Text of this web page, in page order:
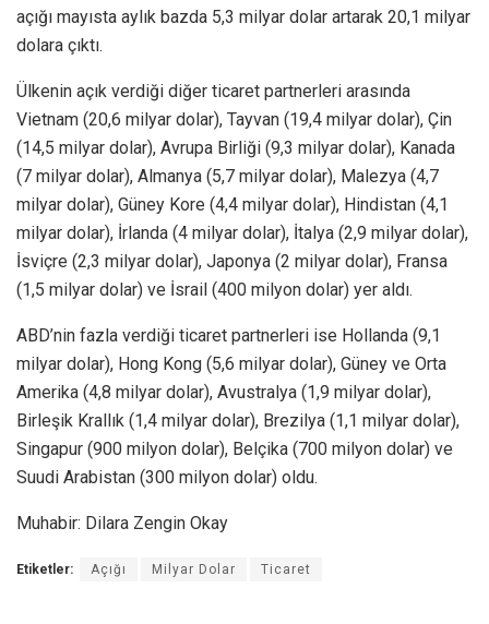
açığı mayısta aylık bazda 5,3 milyar dolar artarak 20,1 milyar
dolara çıktı.
Ülkenin açık verdiği diğer ticaret partnerleri arasında
Vietnam (20,6 milyar dolar), Tayvan (19,4 milyar dolar), Çin
(14,5 milyar dolar), Avrupa Birliği (9,3 milyar dolar), Kanada
(7 milyar dolar), Almanya (5,7 milyar dolar), Malezya (4,7
milyar dolar), Güney Kore (4,4 milyar dolar), Hindistan (4,1
milyar dolar), İrlanda (4 milyar dolar), İtalya (2,9 milyar dolar),
İsviçre (2,3 milyar dolar), Japonya (2 milyar dolar), Fransa
(1,5 milyar dolar) ve İsrail (400 milyon dolar) yer aldı.
ABD’nin fazla verdiği ticaret partnerleri ise Hollanda (9,1
milyar dolar), Hong Kong (5,6 milyar dolar), Güney ve Orta
Amerika (4,8 milyar dolar), Avustralya (1,9 milyar dolar),
Birleşik Krallık (1,4 milyar dolar), Brezilya (1,1 milyar dolar),
Singapur (900 milyon dolar), Belçika (700 milyon dolar) ve
Suudi Arabistan (300 milyon dolar) oldu.
Muhabir: Dilara Zengin Okay
Etiketler: Açığı Milyar Dolar Ticaret